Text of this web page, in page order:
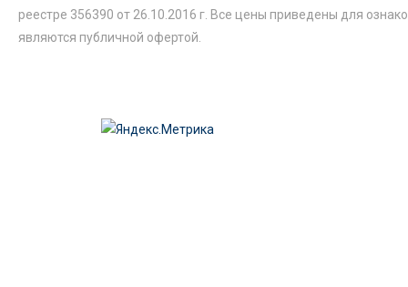
реестре 356390 от 26.10.2016 г. Все цены приведены для
являются публичной офертой.